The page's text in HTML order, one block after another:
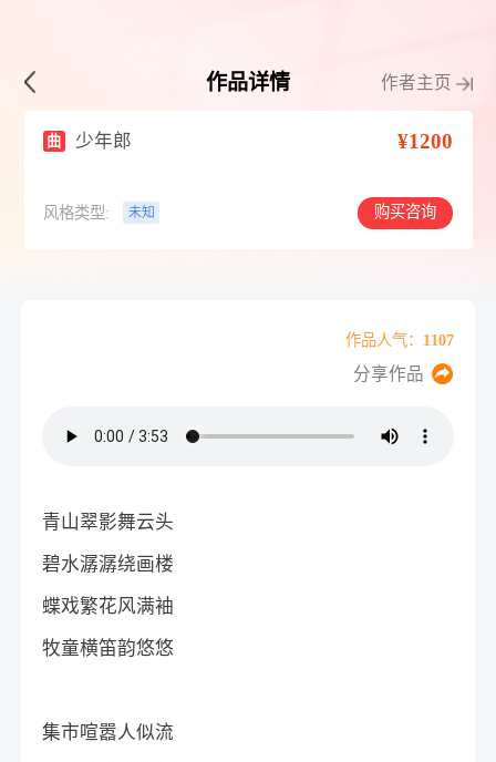
作品详情 作者主页
曲 少年郎 ¥1200
风格类型: 未知 购买咨询
作品人气：1107
分享作品
青山翠影舞云头
碧水潺潺绕画楼
蝶戏繁花风满袖
牧童横笛韵悠悠
集市喧嚣人似流